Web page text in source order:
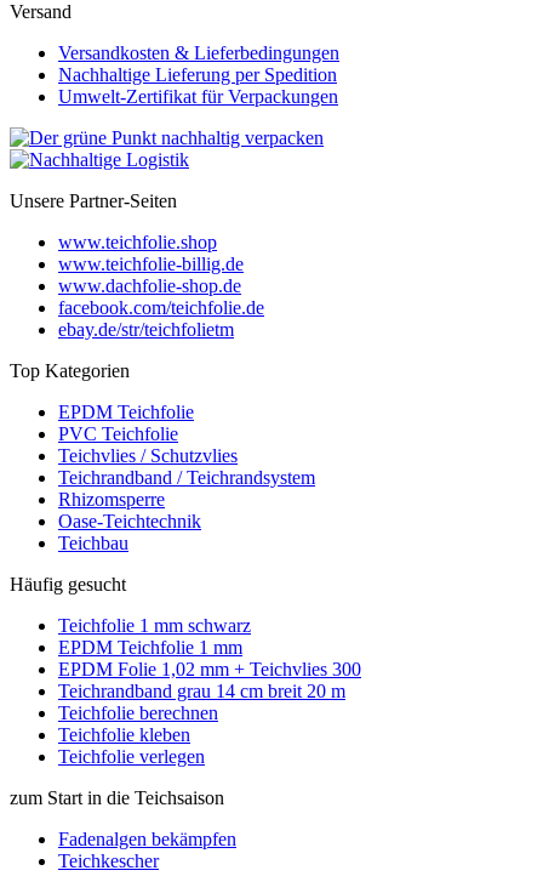
Versand
Versandkosten & Lieferbedingungen
Nachhaltige Lieferung per Spedition
Umwelt-Zertifikat für Verpackungen
Unsere Partner-Seiten
www.teichfolie.shop
www.teichfolie-billig.de
www.dachfolie-shop.de
facebook.com/teichfolie.de
ebay.de/str/teichfolietm
Top Kategorien
EPDM Teichfolie
PVC Teichfolie
Teichvlies / Schutzvlies
Teichrandband / Teichrandsystem
Rhizomsperre
Oase-Teichtechnik
Teichbau
Häufig gesucht
Teichfolie 1 mm schwarz
EPDM Teichfolie 1 mm
EPDM Folie 1,02 mm + Teichvlies 300
Teichrandband grau 14 cm breit 20 m
Teichfolie berechnen
Teichfolie kleben
Teichfolie verlegen
zum Start in die Teichsaison
Fadenalgen bekämpfen
Teichkescher